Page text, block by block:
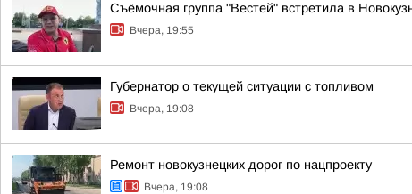
Съёмочная группа "Вестей" встретила в
Вчера, 19:55
Губернатор о текущей ситуации с топливом
Вчера, 19:08
Ремонт новокузнецких дорог по нацпроекту
Вчера, 19:08